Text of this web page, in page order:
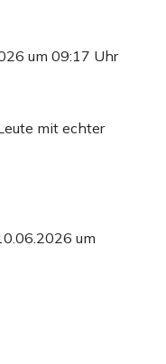
um 09:17 Uhr
mit echter
um